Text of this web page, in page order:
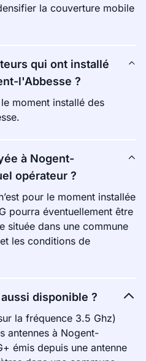
la couverture mobile
qui ont installé
l'Abbesse ?
moment installé des
à Nogent-
opérateur ?
pour le moment installée
pourra éventuellement être
située dans une commune
les conditions de
disponible ?
la fréquence 3.5 Ghz)
antennes à Nogent-
émis depuis une antenne